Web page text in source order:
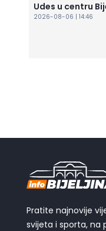
Udes u centru
2026-08-06 | 14:46
Pratite najnovije
svijeta i sporta, na